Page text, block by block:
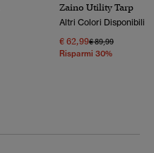
Zaino Utility Tarp
Altri Colori Disponibili
€ 62,99Prezzo Ridotto Da
€ 89,99A
Risparmi 30%